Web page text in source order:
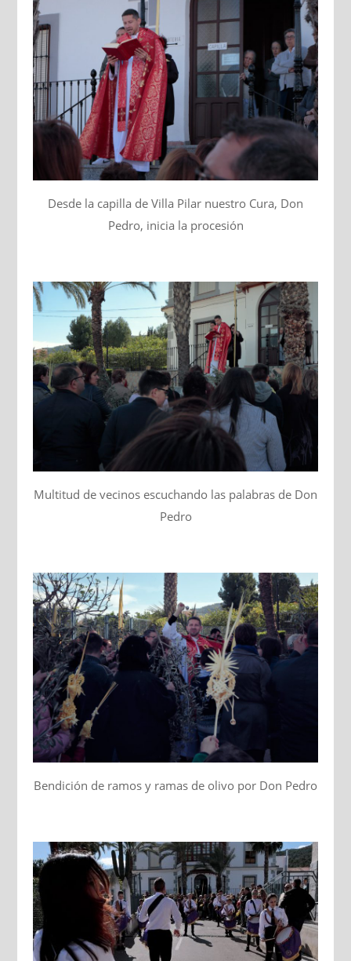
Desde la capilla de Villa Pilar nuestro Cura, Don
Pedro, inicia la procesión
Multitud de vecinos escuchando las palabras de Don
Pedro
Bendición de ramos y ramas de olivo por Don Pedro